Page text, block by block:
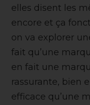
elles disent les
encore et ça
on va explorer
fait qu’une
en fait une
rassurante, bien
efficace qu’une